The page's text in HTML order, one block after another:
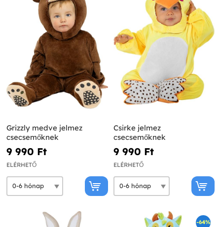
Grizzly medve jelmez
csecsemőknek
9 990 Ft‎
ELÉRHETŐ
Csirke jelmez
csecsemőknek
9 990 Ft‎
ELÉRHETŐ
-64%